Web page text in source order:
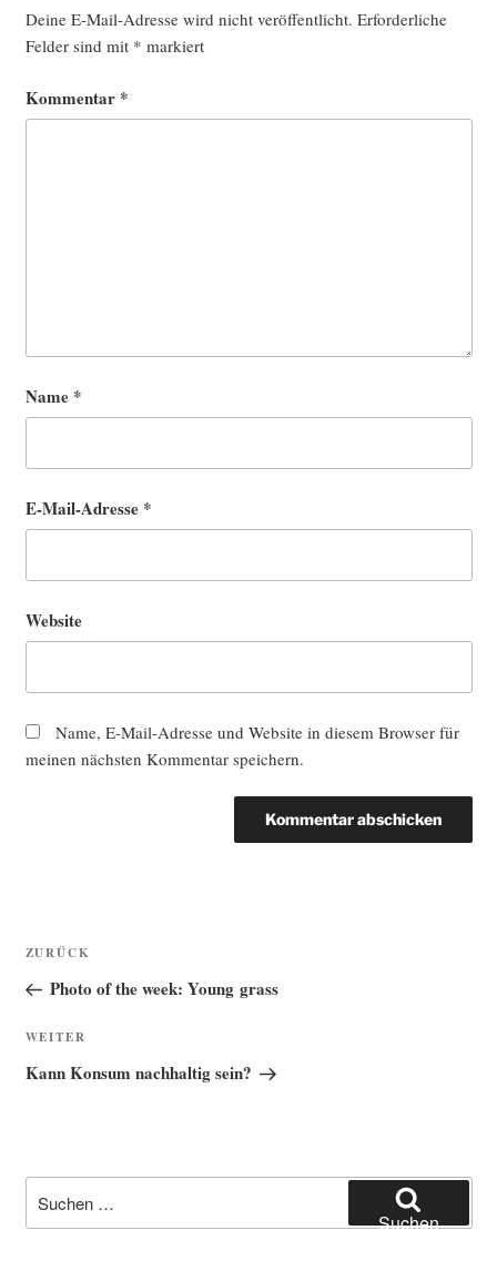
Deine E-Mail-Adresse wird nicht veröffentlicht. Erforderliche
Felder sind mit * markiert
Kommentar *
Name *
E-Mail-Adresse *
Website
Name, E-Mail-Adresse und Website in diesem Browser für
meinen nächsten Kommentar speichern.
Beitragsnavigation
Vorheriger
Beitrag
ZURÜCK
Photo of the week: Young grass
Nächster
Beitrag
WEITER
Kann Konsum nachhaltig sein?
nach:
Suchen